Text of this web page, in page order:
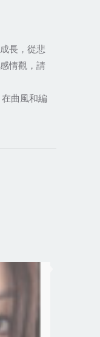
長，從悲
情觀，請
曲風和編